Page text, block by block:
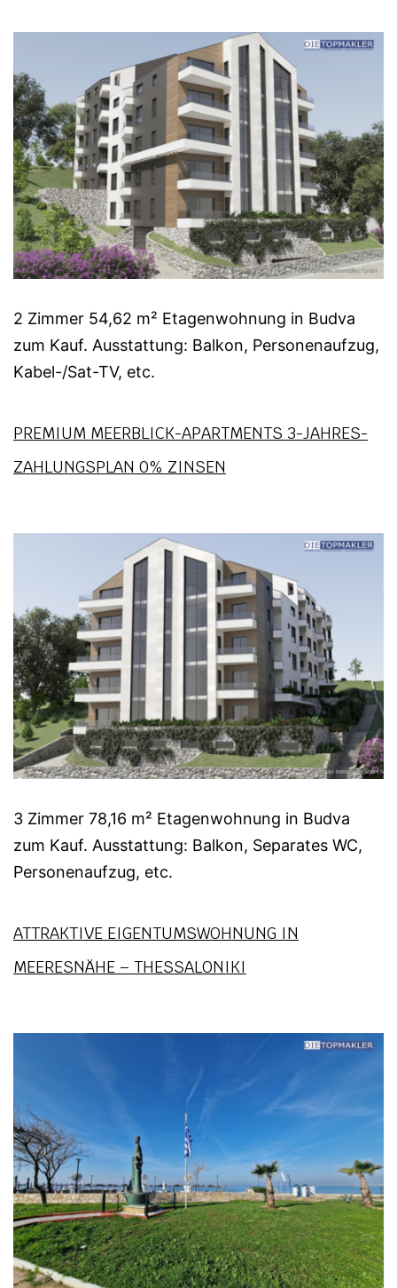
2 Zimmer 54,62 m² Etagenwohnung in Budva
zum Kauf. Ausstattung: Balkon, Personenaufzug,
Kabel-/Sat-TV, etc.
PREMIUM MEERBLICK-APARTMENTS 3-JAHRES-
ZAHLUNGSPLAN 0% ZINSEN
3 Zimmer 78,16 m² Etagenwohnung in Budva
zum Kauf. Ausstattung: Balkon, Separates WC,
Personenaufzug, etc.
ATTRAKTIVE EIGENTUMSWOHNUNG IN
MEERESNÄHE – THESSALONIKI